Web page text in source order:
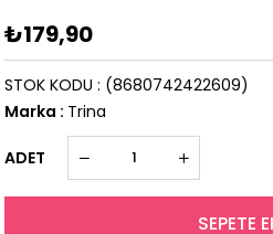
₺179,90
STOK KODU
(8680742422609)
Marka : Trina
ADET